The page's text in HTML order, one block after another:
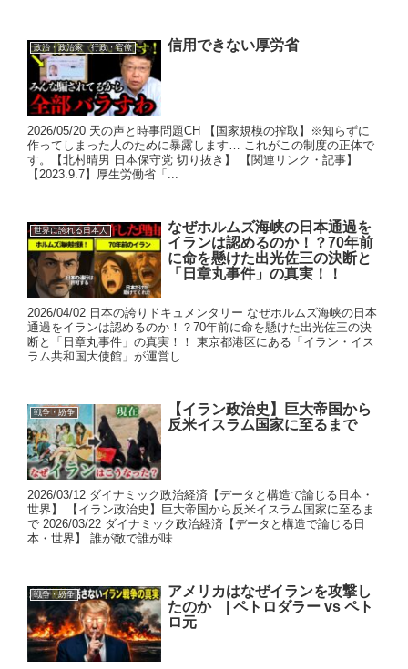
政治・政治家・行政・官僚 信用できない厚労省
2026/05/20 天の声と時事問題CH 【国家規模の搾取】※知らずに
作ってしまった人のために暴露します… これがこの制度の正体で
す。【北村晴男 日本保守党 切り抜き】 【関連リンク・記事】
【2023.9.7】厚生労働省「...
世界に誇れる日本人
なぜホルムズ海峡の日本通過を
イランは認めるのか！？70年前
に命を懸けた出光佐三の決断と
「日章丸事件」の真実！！
2026/04/02 日本の誇りドキュメンタリー なぜホルムズ海峡の日本
通過をイランは認めるのか！？70年前に命を懸けた出光佐三の決
断と「日章丸事件」の真実！！ 東京都港区にある「イラン・イス
ラム共和国大使館」が運営し...
戦争・紛争
【イラン政治史】巨大帝国から
反米イスラム国家に至るまで
2026/03/12 ダイナミック政治経済【データと構造で論じる日本・
世界】 【イラン政治史】巨大帝国から反米イスラム国家に至るま
で 2026/03/22 ダイナミック政治経済【データと構造で論じる日
本・世界】 誰が敵で誰が味...
戦争・紛争
アメリカはなぜイランを攻撃し
たのか | ペトロダラー vs ペト
ロ元